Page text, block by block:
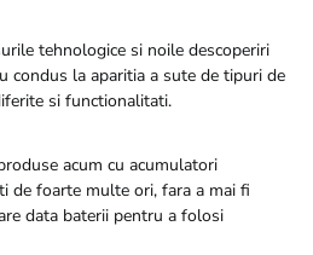
tehnologice si noile descoperiri
condus la aparitia a sute de tipuri de
si functionalitati.
acum cu acumulatori
de foarte multe ori, fara a mai fi
data baterii pentru a folosi